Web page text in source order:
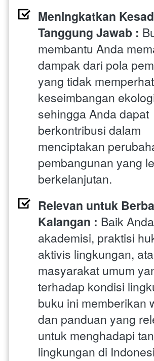
Meningkatkan
Tanggung Jawab :
membantu Anda
dampak dari pola
yang tidak
keseimbangan
sehingga Anda dapat
berkontribusi dalam
menciptakan
pembangunan yang
berkelanjutan.
Relevan untuk
Kalangan : Baik
akademisi, praktisi
aktivis lingkungan,
masyarakat umum
terhadap kondisi
buku ini memberikan
dan panduan yang
untuk menghadapi
lingkungan di